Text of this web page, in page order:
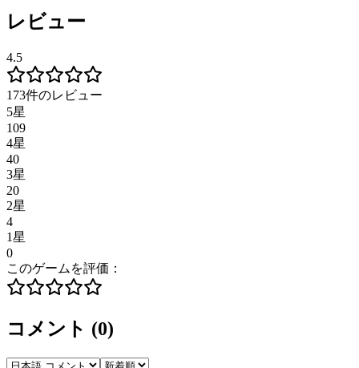
レビュー
4.5
173件のレビュー
5星
109
4星
40
3星
20
2星
4
1星
0
このゲームを評価：
コメント (0)